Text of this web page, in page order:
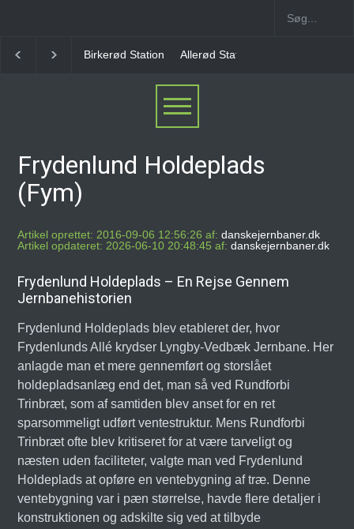
Allerød Station Favrholm Station
Frydenlund Holdeplads
(Fym)
Artikel oprettet: 2016-09-06 12:56:26 af: danskejernbaner.dk
Artikel opdateret: 2026-06-10 20:48:45 af: danskejernbaner.dk
Frydenlund Holdeplads – En Rejse Gennem
Jernbanehistorien
Frydenlund Holdeplads blev etableret der, hvor
Frydenlunds Allé krydser Lyngby-Vedbæk Jernbane. Her
anlagde man et mere gennemført og storslået
holdepladsanlæg end det, man så ved Rundforbi
Trinbræt, som af samtiden blev anset for en ret
sparsommeligt udført ventestruktur. Mens Rundforbi
Trinbræt ofte blev kritiseret for at være tarveligt og
næsten uden faciliteter, valgte man ved Frydenlund
Holdeplads at opføre en ventebygning af træ. Denne
ventebygning var i pæn størrelse, havde flere detaljer i
konstruktionen og adskilte sig ved at tilbyde